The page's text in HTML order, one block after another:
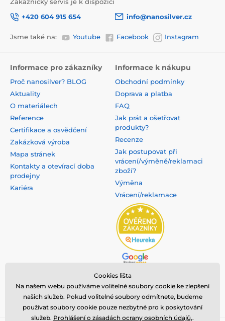
+420 604 915 654
info@nanosilver.cz
Jsme také na: Youtube Facebook Instagram
Informace pro zákazníky
Proč nanosilver? BLOG
Aktuality
O materiálech
Reference
Certifikace a osvědčení
Zakázková výroba
Mapa stránek
Kontakty a otevírací doba
prodejny
Kariéra
Informace k nákupu
Obchodní podmínky
Doprava a platba
FAQ
Jak prát a ošetřovat
produkty?
Recenze
Jak postupovat při
vrácení/výměně/reklamaci
zboží?
Výměna
Vrácení/reklamace
Cookies lišta
Na našem webu používáme volitelné soubory cookie ke zlepšení
našich služeb. Pokud volitelné soubory odmítnete, budeme
používat soubory cookie pouze nezbytné pro k poskytování
služeb. Prohlášení o zásadách ocrany osobních údajů,.